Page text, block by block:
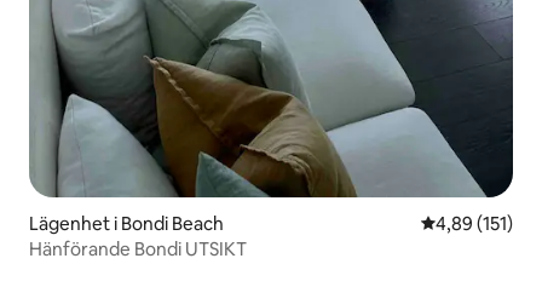
Lägenhet i Bondi Beach 4,89 av 5 i
4,89 (151)
Hänförande Bondi UTSIKT